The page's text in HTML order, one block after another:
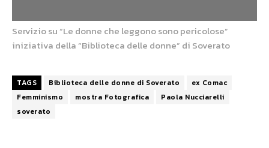
Servizio su “Le donne che leggono sono pericolose”
iniziativa della “Biblioteca delle donne” di Soverato
TAGS Biblioteca delle donne di Soverato
ex Comac
Femminismo
mostra Fotografica
Paola Nucciarelli
soverato